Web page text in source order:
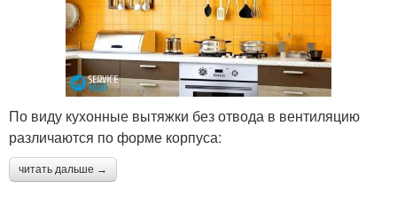
По виду кухонные вытяжки без отвода в вентиляцию
различаются по форме корпуса:
читать дальше →